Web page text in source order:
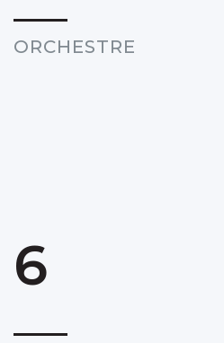
ORCHESTRE
6